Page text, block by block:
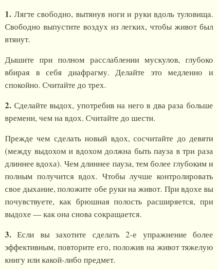
1. Лягте свободно, вытянув ноги и руки вдоль туловища.
Свободно выпустите воздух из легких, чтобы живот был
втянут.
Дышите при полном расслаблении мускулов, глубоко
вбирая в себя диафрагму. Делайте это медленно и
спокойно. Считайте до трех.
2. Сделайте выдох, употребив на него в два раза больше
времени, чем на вдох. Считайте до шести.
Прежде чем сделать новый вдох, сосчитайте до девяти
(между выдохом и вдохом должна быть пауза в три раза
длиннее вдоха). Чем длиннее пауза, тем более глубоким и
полным получится вдох. Чтобы лучше контролировать
свое дыхание, положите обе руки на живот. При вдохе вы
почувствуете, как брюшная полость расширяется, при
выдохе — как она снова сокращается.
3. Если вы захотите сделать 2-е упражнение более
эффективным, повторите его, положив на живот тяжелую
книгу или какой-либо предмет.